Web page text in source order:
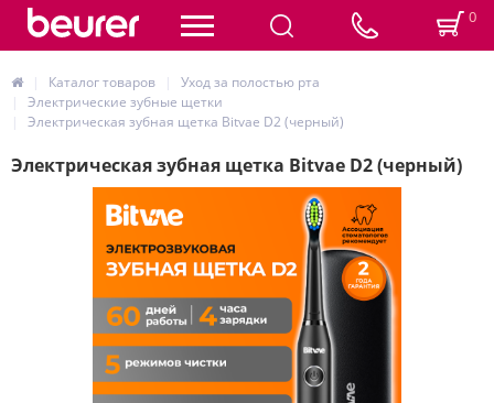
0
Каталог товаров
Уход за полостью рта
Электрические зубные щетки
Электрическая зубная щетка Bitvae D2 (черный)
Электрическая зубная щетка Bitvae D2 (черный)